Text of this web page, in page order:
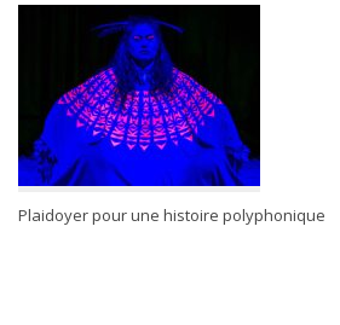
Plaidoyer pour une histoire polyphonique